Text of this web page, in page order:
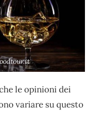
le opinioni dei
variare su questo